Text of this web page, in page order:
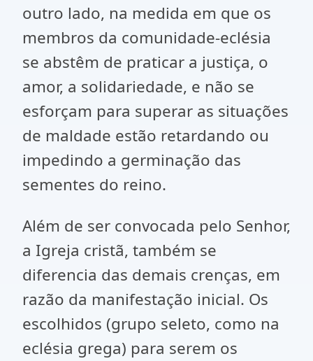
outro lado, na medida em que os
membros da comunidade-eclésia
se abstêm de praticar a justiça, o
amor, a solidariedade, e não se
esforçam para superar as situações
de maldade estão retardando ou
impedindo a germinação das
sementes do reino.
Além de ser convocada pelo Senhor,
a Igreja cristã, também se
diferencia das demais crenças, em
razão da manifestação inicial. Os
escolhidos (grupo seleto, como na
eclésia grega) para serem os